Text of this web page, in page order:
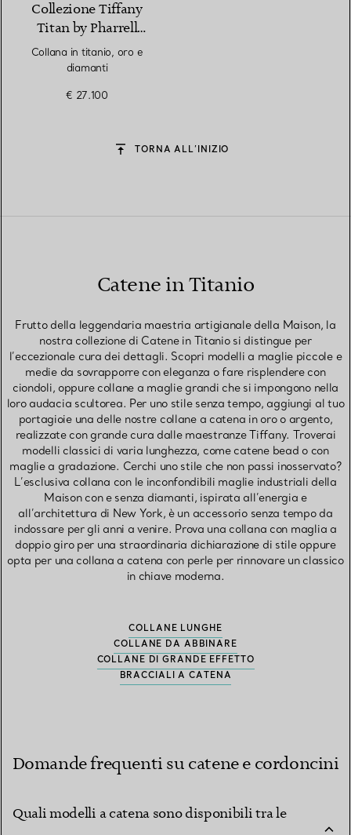
Collezione Tiffany
Titan by Pharrell
Williams
Collana in titanio, oro e
diamanti
€ 27.100
TORNA ALL’INIZIO
Catene in Titanio
Frutto della leggendaria maestria artigianale della Maison, la
nostra collezione di Catene in Titanio si distingue per
l’eccezionale cura dei dettagli. Scopri modelli a maglie piccole e
medie da sovrapporre con eleganza o fare risplendere con
ciondoli, oppure collane a maglie grandi che si impongono nella
loro audacia scultorea. Per uno stile senza tempo, aggiungi al tuo
portagioie una delle nostre collane a catena in oro o argento,
realizzate con grande cura dalle maestranze Tiffany. Troverai
modelli classici di varia lunghezza, come catene bead o con
maglie a gradazione. Cerchi uno stile che non passi inosservato?
L’esclusiva collana con le inconfondibili maglie industriali della
Maison con e senza diamanti, ispirata all’energia e
all’architettura di New York, è un accessorio senza tempo da
indossare per gli anni a venire. Prova una collana con maglia a
doppio giro per una straordinaria dichiarazione di stile oppure
opta per una collana a catena con perle per rinnovare un classico
in chiave moderna.
COLLANE LUNGHE
COLLANE DA ABBINARE
COLLANE DI GRANDE EFFETTO
BRACCIALI A CATENA
Domande frequenti su catene e cordoncini
Quali modelli a catena sono disponibili tra le